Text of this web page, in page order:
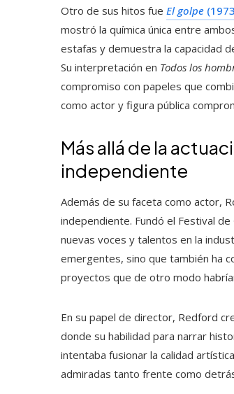
Otro de sus hitos fue El golpe
mostró la química única entre
estafas y demuestra la capacidad
Su interpretación en Todos los
compromiso con papeles que
como actor y figura pública
Más allá de la
independiente
Además de su faceta como actor,
independiente. Fundó el Festival
nuevas voces y talentos en la
emergentes, sino que también ha
proyectos que de otro modo
En su papel de director, Redford
donde su habilidad para narrar
intentaba fusionar la calidad
admiradas tanto frente como